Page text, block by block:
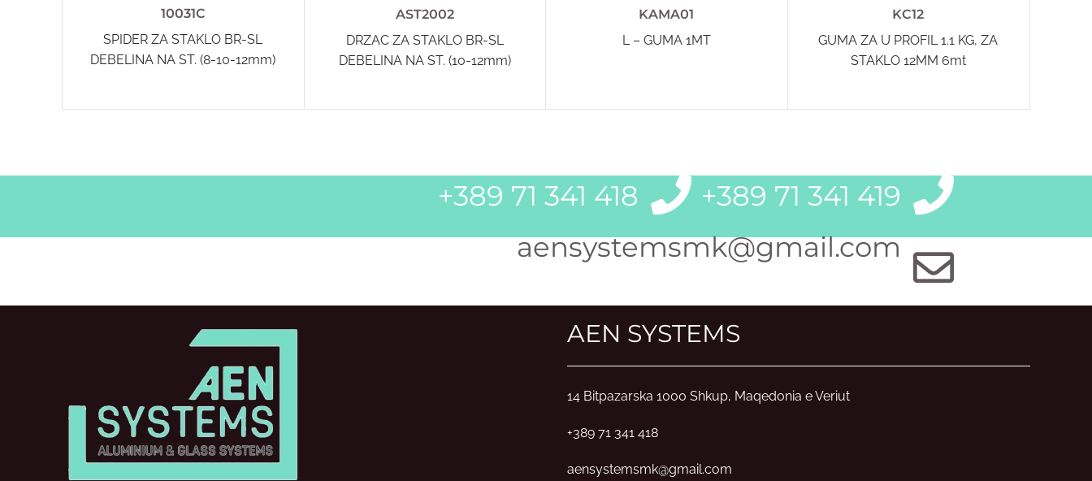
10031C
SPIDER ZA STAKLO BR-SL
DEBELINA NA ST. (8-10-12mm)
AST2002
DRZAC ZA STAKLO BR-SL
DEBELINA NA ST. (10-12mm)
KAMA01
L – GUMA 1MT
KC12
GUMA ZA U PROFIL 1.1 KG, ZA
STAKLO 12MM 6mt
+389 71 341 418
+389 71 341 419
aensystemsmk@gmail.com
AEN SYSTEMS
14 Bitpazarska 1000 Shkup, Maqedonia e Veriut
+389 71 341 418
aensystemsmk@gmail.com